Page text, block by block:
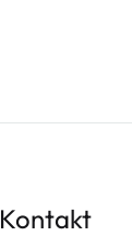
Kontakt